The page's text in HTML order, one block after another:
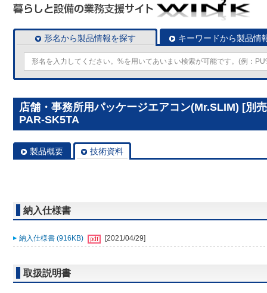
形名から製品情報を探す キーワードから製品情
店舗・事務所用パッケージエアコン(Mr.SLIM) [別
PAR-SK5TA
製品概要 技術資料
納入仕様書
納入仕様書 (916KB) [2021/04/29]
取扱説明書